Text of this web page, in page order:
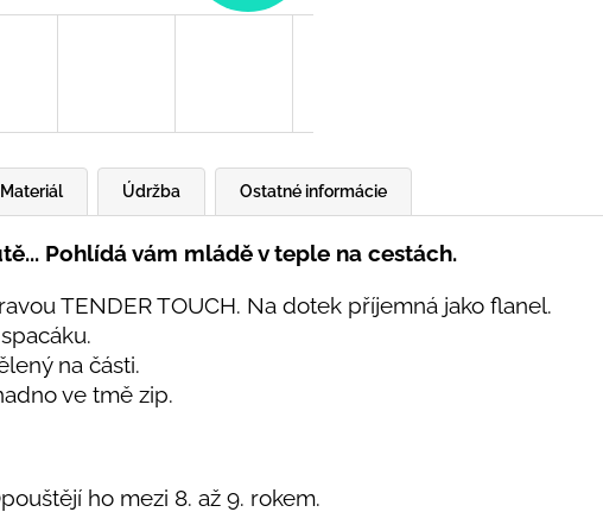
Ostatné informácie
Materiál Údržba
Pohlídá vám mládě v teple na cestách.
TENDER TOUCH. Na dotek příjemná jako flanel.
na části.
ve tmě zip.
ho mezi 8. až 9. rokem.